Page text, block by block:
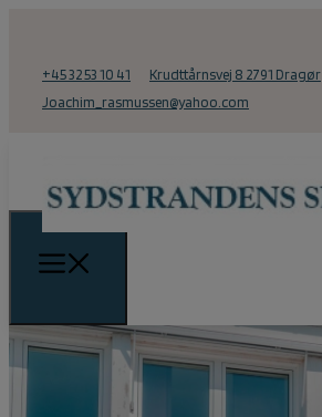
+45 32 53 10 41
Krudttårnsvej 8 2791 Dragør
Joachim_rasmussen@yahoo.com